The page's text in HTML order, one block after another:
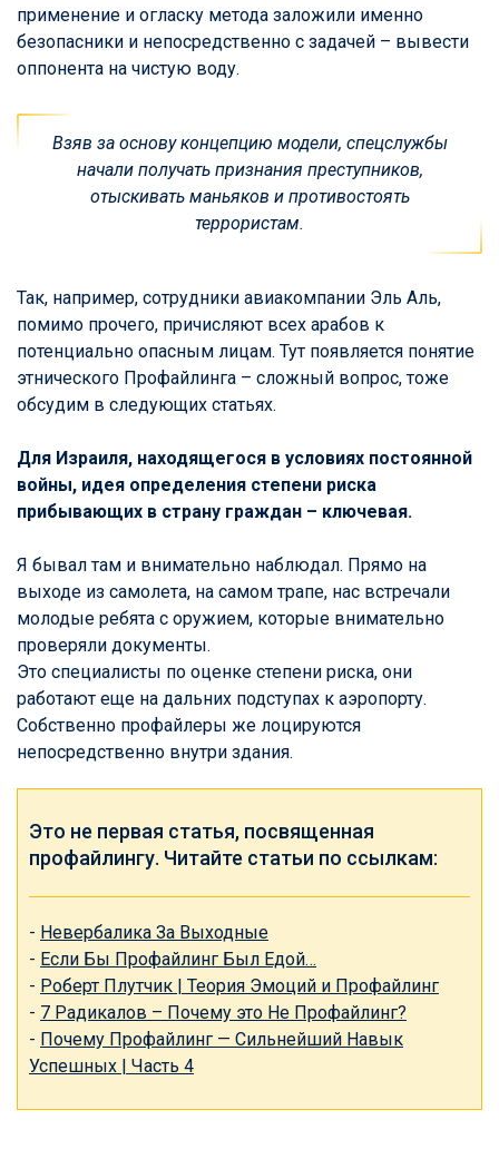
применение и огласку метода заложили именно
безопасники и непосредственно с задачей – вывести
оппонента на чистую воду.
Взяв за основу концепцию модели, спецслужбы
начали получать признания преступников,
отыскивать маньяков и противостоять
террористам.
Так, например, сотрудники авиакомпании Эль Аль,
помимо прочего, причисляют всех арабов к
потенциально опасным лицам. Тут появляется понятие
этнического Профайлинга – сложный вопрос, тоже
обсудим в следующих статьях.
Для Израиля, находящегося в условиях постоянной
войны, идея определения степени риска
прибывающих в страну граждан – ключевая.
Я бывал там и внимательно наблюдал. Прямо на
выходе из самолета, на самом трапе, нас встречали
молодые ребята с оружием, которые внимательно
проверяли документы.
Это специалисты по оценке степени риска, они
работают еще на дальних подступах к аэропорту.
Собственно профайлеры же лоцируются
непосредственно внутри здания.
Это не первая статья, посвященная
профайлингу. Читайте статьи по ссылкам:
- Невербалика За Выходные
- Если Бы Профайлинг Был Едой…
- Роберт Плутчик | Теория Эмоций и Профайлинг
- 7 Радикалов – Почему это Не Профайлинг?
- Почему Профайлинг — Сильнейший Навык
Успешных | Часть 4